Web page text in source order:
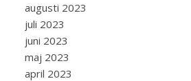
augusti 2023
juli 2023
juni 2023
maj 2023
april 2023